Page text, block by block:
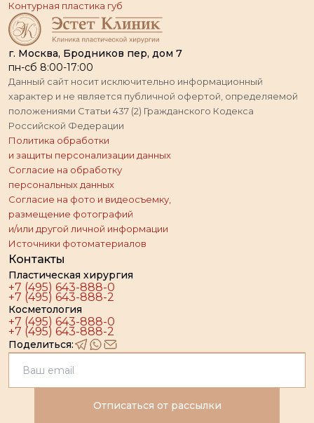
г. Москва, Бродников пер, дом 7
пн-сб 8:00-17:00
Данный сайт носит исключительно информационный
характер и не является публичной офертой, определяемой
положениями Статьи 437 (2) Гражданского Кодекса
Российской Федерации
Политика обработки
и защиты персонализации данных
Согласие на обработку
персональных данных
Согласие на фото и видеосъемку,
размещение фотографий
и/или другой личной информации
Источники фотоматериалов
Контурная пластика губ
Контакты
Пластическая хирургия
+7 (495) 643-888-0
+7 (495) 643-888-2
Косметология
+7 (495) 643-888-0
+7 (495) 643-888-2
Поделиться:
Отписаться от рассылки